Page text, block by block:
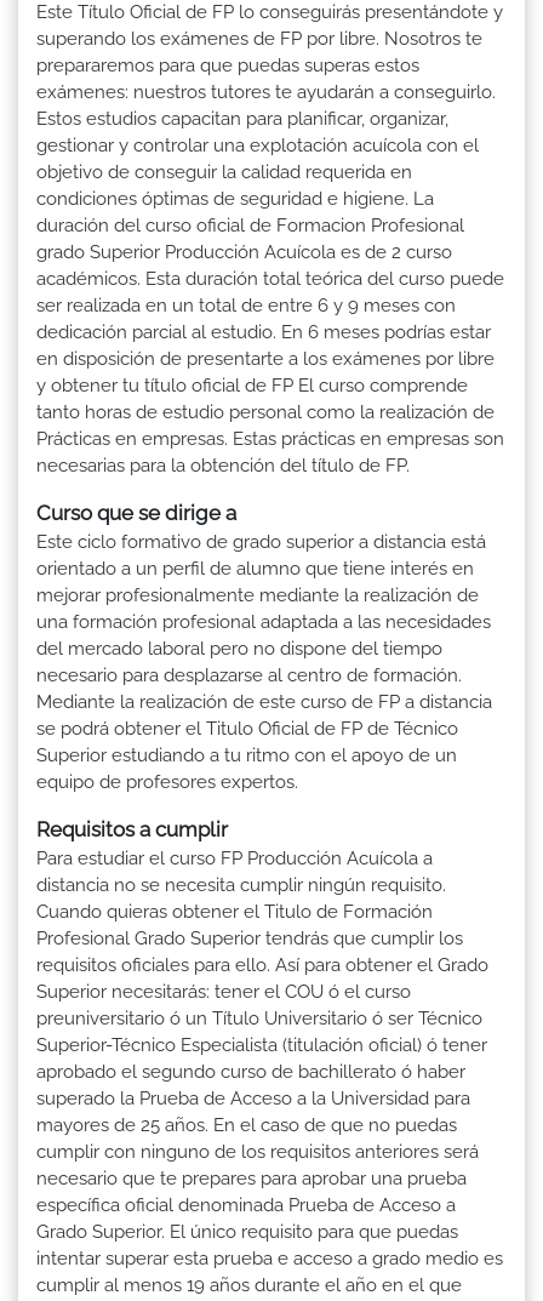
Este Título Oficial de FP lo conseguirás presentándote y
superando los exámenes de FP por libre. Nosotros te
prepararemos para que puedas superas estos
exámenes: nuestros tutores te ayudarán a conseguirlo.
Estos estudios capacitan para planificar, organizar,
gestionar y controlar una explotación acuícola con el
objetivo de conseguir la calidad requerida en
condiciones óptimas de seguridad e higiene. La
duración del curso oficial de Formacion Profesional
grado Superior Producción Acuícola es de 2 curso
académicos. Esta duración total teórica del curso puede
ser realizada en un total de entre 6 y 9 meses con
dedicación parcial al estudio. En 6 meses podrías estar
en disposición de presentarte a los exámenes por libre
y obtener tu título oficial de FP El curso comprende
tanto horas de estudio personal como la realización de
Prácticas en empresas. Estas prácticas en empresas son
necesarias para la obtención del título de FP.
Curso que se dirige a
Este ciclo formativo de grado superior a distancia está
orientado a un perfil de alumno que tiene interés en
mejorar profesionalmente mediante la realización de
una formación profesional adaptada a las necesidades
del mercado laboral pero no dispone del tiempo
necesario para desplazarse al centro de formación.
Mediante la realización de este curso de FP a distancia
se podrá obtener el Titulo Oficial de FP de Técnico
Superior estudiando a tu ritmo con el apoyo de un
equipo de profesores expertos.
Requisitos a cumplir
Para estudiar el curso FP Producción Acuícola a
distancia no se necesita cumplir ningún requisito.
Cuando quieras obtener el Titulo de Formación
Profesional Grado Superior tendrás que cumplir los
requisitos oficiales para ello. Así para obtener el Grado
Superior necesitarás: tener el COU ó el curso
preuniversitario ó un Título Universitario ó ser Técnico
Superior-Técnico Especialista (titulación oficial) ó tener
aprobado el segundo curso de bachillerato ó haber
superado la Prueba de Acceso a la Universidad para
mayores de 25 años. En el caso de que no puedas
cumplir con ninguno de los requisitos anteriores será
necesario que te prepares para aprobar una prueba
específica oficial denominada Prueba de Acceso a
Grado Superior. El único requisito para que puedas
intentar superar esta prueba e acceso a grado medio es
cumplir al menos 19 años durante el año en el que